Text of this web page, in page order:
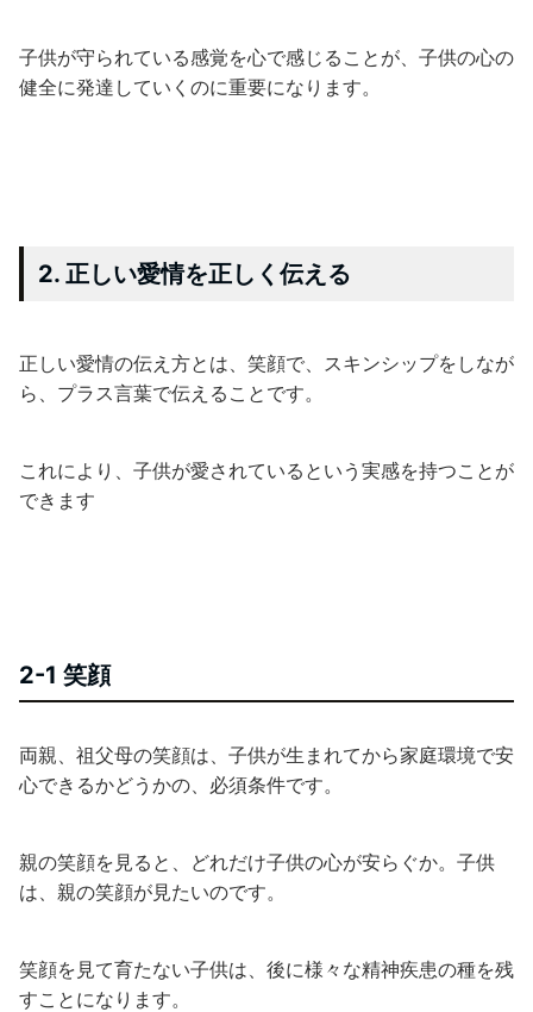
子供が守られている感覚を心で感じることが、子供の心の
健全に発達していくのに重要になります。
2. 正しい愛情を正しく伝える
正しい愛情の伝え方とは、笑顔で、スキンシップをしなが
ら、プラス言葉で伝えることです。
これにより、子供が愛されているという実感を持つことが
できます
2-1 笑顔
両親、祖父母の笑顔は、子供が生まれてから家庭環境で安
心できるかどうかの、必須条件です。
親の笑顔を見ると、どれだけ子供の心が安らぐか。子供
は、親の笑顔が見たいのです。
笑顔を見て育たない子供は、後に様々な精神疾患の種を残
すことになります。